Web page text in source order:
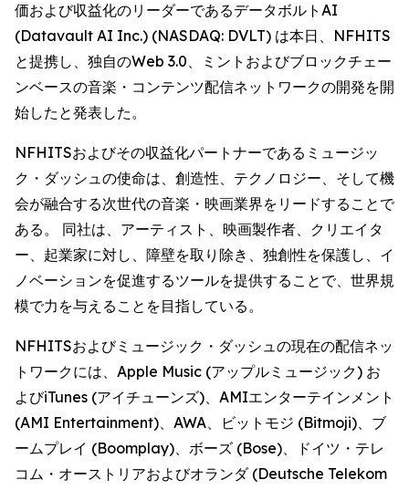
価および収益化のリーダーであるデータボルトAI
(Datavault AI Inc.) (NASDAQ: DVLT) は本日、NFHITS
と提携し、独自のWeb 3.0、ミントおよびブロックチェー
ンベースの音楽・コンテンツ配信ネットワークの開発を開
始したと発表した。
NFHITSおよびその収益化パートナーであるミュージッ
ク・ダッシュの使命は、創造性、テクノロジー、そして機
会が融合する次世代の音楽・映画業界をリードすることで
ある。 同社は、アーティスト、映画製作者、クリエイタ
ー、起業家に対し、障壁を取り除き、独創性を保護し、イ
ノベーションを促進するツールを提供することで、世界規
模で力を与えることを目指している。
NFHITSおよびミュージック・ダッシュの現在の配信ネッ
トワークには、Apple Music (アップルミュージック) お
よびiTunes (アイチューンズ)、AMIエンターテインメント
(AMI Entertainment)、AWA、ビットモジ (Bitmoji)、ブ
ームプレイ (Boomplay)、ボーズ (Bose)、ドイツ・テレ
コム・オーストリアおよびオランダ (Deutsche Telekom